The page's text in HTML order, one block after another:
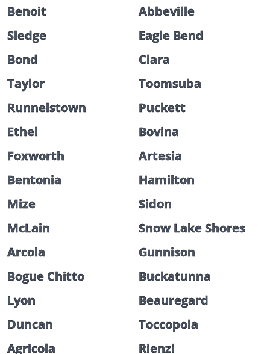
Benoit
Abbeville
Sledge
Eagle Bend
Bond
Clara
Taylor
Toomsuba
Runnelstown
Puckett
Ethel
Bovina
Foxworth
Artesia
Bentonia
Hamilton
Mize
Sidon
McLain
Snow Lake Shores
Arcola
Gunnison
Bogue Chitto
Buckatunna
Lyon
Beauregard
Duncan
Toccopola
Agricola
Rienzi